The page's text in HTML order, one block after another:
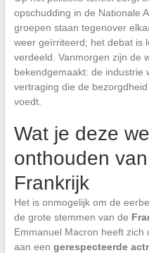
opschudding in de Nationale
groepen staan tegenover
weer geïrriteerd; het debat is
verdeeld. Vanmorgen zijn de
bekendgemaakt: de industrie
vertraging die de
voedt.
Wat je deze
onthouden
Frankrijk
Het is onmogelijk om de
de grote stemmen van de
Emmanuel Macron heeft
aan een gerespecteerde